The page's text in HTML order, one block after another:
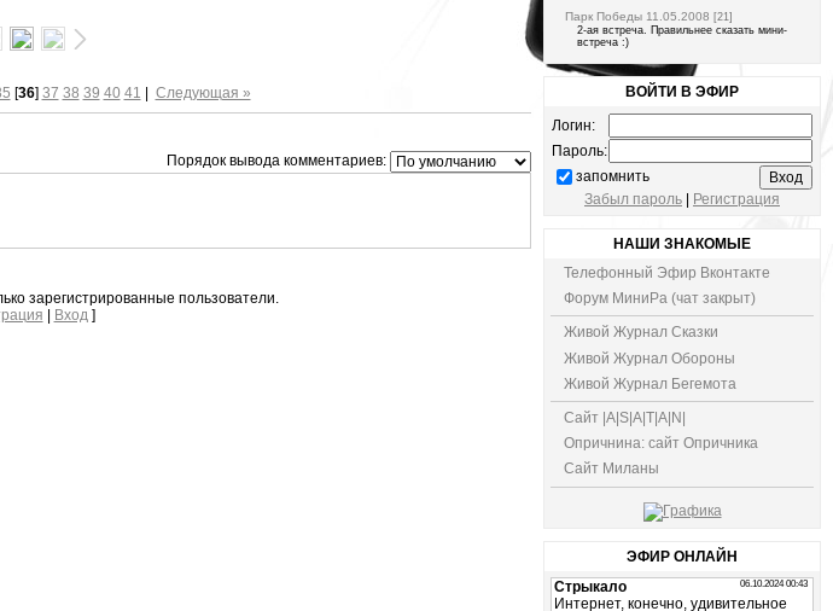
[36] 37 38 39 40 41 Следующая »
Порядок вывода комментариев:
зарегистрированные пользователи.
Вход]
Парк Победы 11.05.2008 [21]
2-ая встреча. Правильнее сказать мини-
встреча :)
ВОЙТИ В ЭФИР
Логин:
Пароль:
запомнить
Забыл пароль
Регистрация
НАШИ ЗНАКОМЫЕ
Телефонный Эфир Вконтакте
Форум МиниРа (чат закрыт)
Живой Журнал Сказки
Живой Журнал Обороны
Живой Журнал Бегемота
Сайт |A|S|A|T|A|N|
Опричнина: сайт Опричника
Сайт Миланы
ЭФИР ОНЛАЙН